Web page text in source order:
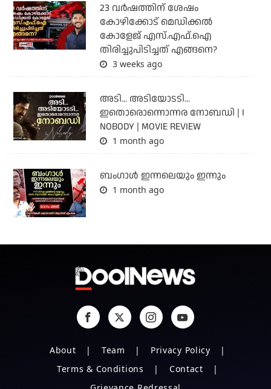
23 വർഷത്തിന് ശേഷം
കോഴിക്കോട് മെഡിക്കൽ
കോളേജ് എസ്.എഫ്.ഐ
തിരിച്ചുപിടിച്ചത് എങ്ങനെ?
3 weeks ago
അടി... അടിയോടടി...
ഇതൊരൊന്നൊന്നര നോബഡി | I
NOBODY | MOVIE REVIEW
1 month ago
ബംഗാള്‍ ഇന്നലെയും ഇന്നും
1 month ago
About Team
Privacy Policy
Terms & Conditions
Contact